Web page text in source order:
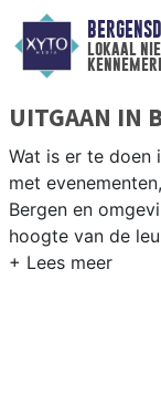
lokaal
UITGAAN IN
Wat is er te doen
met
Bergen en
hoogte van de